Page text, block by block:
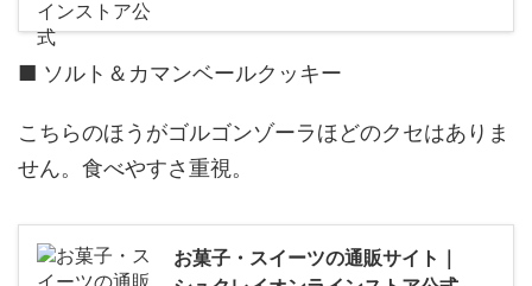
■ ソルト＆カマンベールクッキー
こちらのほうがゴルゴンゾーラほどのクセはありま
せん。食べやすさ重視。
お菓子・スイーツの通販サイト｜